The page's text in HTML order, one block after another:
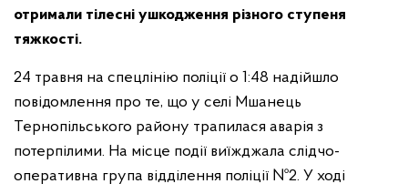
отримали тілесні ушкодження різного ступеня
тяжкості.
24 травня на спецлінію поліції о 1:48 надійшло
повідомлення про те, що у селі Мшанець
Тернопільського району трапилася аварія з
потерпілими. На місце події виїжджала слідчо-
оперативна група відділення поліції №2. У ході